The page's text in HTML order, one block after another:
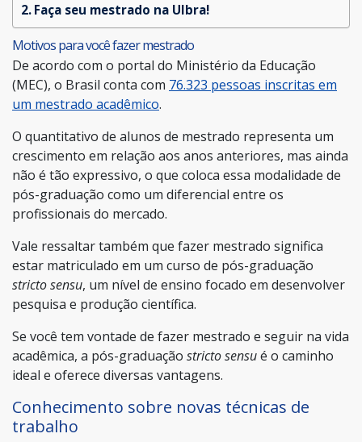
Faça seu mestrado na Ulbra!
Motivos para você fazer mestrado
De acordo com o portal do Ministério da Educação
(MEC), o Brasil conta com 76.323 pessoas inscritas em
um mestrado acadêmico.
O quantitativo de alunos de mestrado representa um
crescimento em relação aos anos anteriores, mas ainda
não é tão expressivo, o que coloca essa modalidade de
pós-graduação como um diferencial entre os
profissionais do mercado.
Vale ressaltar também que fazer mestrado significa
estar matriculado em um curso de pós-graduação
stricto sensu, um nível de ensino focado em desenvolver
pesquisa e produção científica.
Se você tem vontade de fazer mestrado e seguir na vida
acadêmica, a pós-graduação stricto sensué o caminho
ideal e oferece diversas vantagens.
Conhecimento sobre novas técnicas de
trabalho